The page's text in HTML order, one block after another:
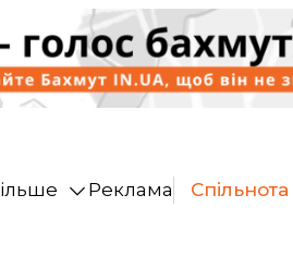
Реклама Спільнота